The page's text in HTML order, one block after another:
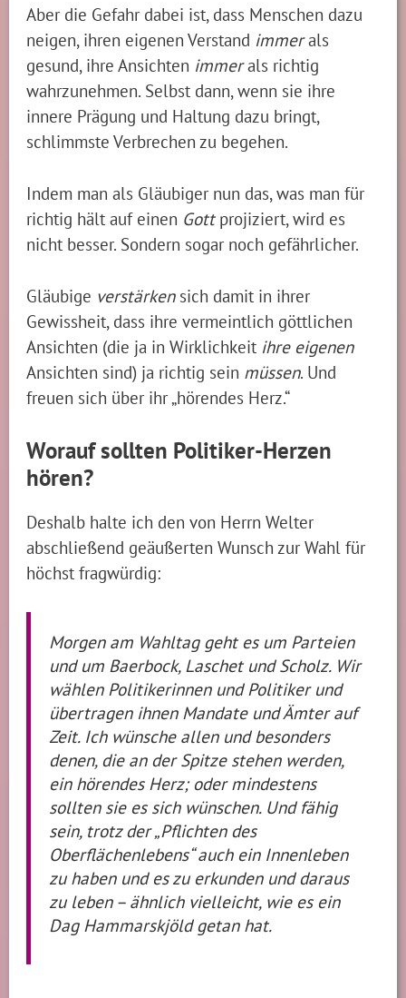
Aber die Gefahr dabei ist, dass Menschen dazu
neigen, ihren eigenen Verstand immerals
gesund, ihre Ansichten immerals richtig
wahrzunehmen. Selbst dann, wenn sie ihre
innere Prägung und Haltung dazu bringt,
schlimmste Verbrechen zu begehen.
Indem man als Gläubiger nun das, was man für
richtig hält auf einen Gottprojiziert, wird es
nicht besser. Sondern sogar noch gefährlicher.
Gläubige verstärkensich damit in ihrer
Gewissheit, dass ihre vermeintlich göttlichen
Ansichten (die ja in Wirklichkeit ihre eigenen
Ansichten sind) ja richtig sein müssen. Und
freuen sich über ihr „hörendes Herz.“
Worauf sollten Politiker-Herzen
hören?
Deshalb halte ich den von Herrn Welter
abschließend geäußerten Wunsch zur Wahl für
höchst fragwürdig:
Morgen am Wahltag geht es um Parteien
und um Baerbock, Laschet und Scholz. Wir
wählen Politikerinnen und Politiker und
übertragen ihnen Mandate und Ämter auf
Zeit. Ich wünsche allen und besonders
denen, die an der Spitze stehen werden,
ein hörendes Herz; oder mindestens
sollten sie es sich wünschen. Und fähig
sein, trotz der „Pflichten des
Oberflächenlebens“ auch ein Innenleben
zu haben und es zu erkunden und daraus
zu leben – ähnlich vielleicht, wie es ein
Dag Hammarskjöld getan hat.